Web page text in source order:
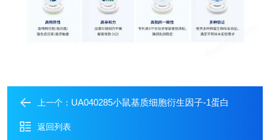
上一个： UA040285小鼠基质细胞衍生因子-1蛋白
返回列表